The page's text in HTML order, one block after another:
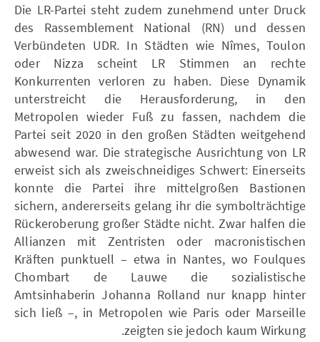
Die LR-Partei steht zudem zunehmend unter Druck
des Rassemblement National (RN) und dessen
Verbündeten UDR. In Städten wie Nîmes, Toulon
oder Nizza scheint LR Stimmen an rechte
Konkurrenten verloren zu haben. Diese Dynamik
unterstreicht die Herausforderung, in den
Metropolen wieder Fuß zu fassen, nachdem die
Partei seit 2020 in den großen Städten weitgehend
abwesend war. Die strategische Ausrichtung von LR
erweist sich als zweischneidiges Schwert: Einerseits
konnte die Partei ihre mittelgroßen Bastionen
sichern, andererseits gelang ihr die symbolträchtige
Rückeroberung großer Städte nicht. Zwar halfen die
Allianzen mit Zentristen oder macronistischen
Kräften punktuell – etwa in Nantes, wo Foulques
Chombart de Lauwe die sozialistische
Amtsinhaberin Johanna Rolland nur knapp hinter
sich ließ –, in Metropolen wie Paris oder Marseille
zeigten sie jedoch kaum Wirkung.